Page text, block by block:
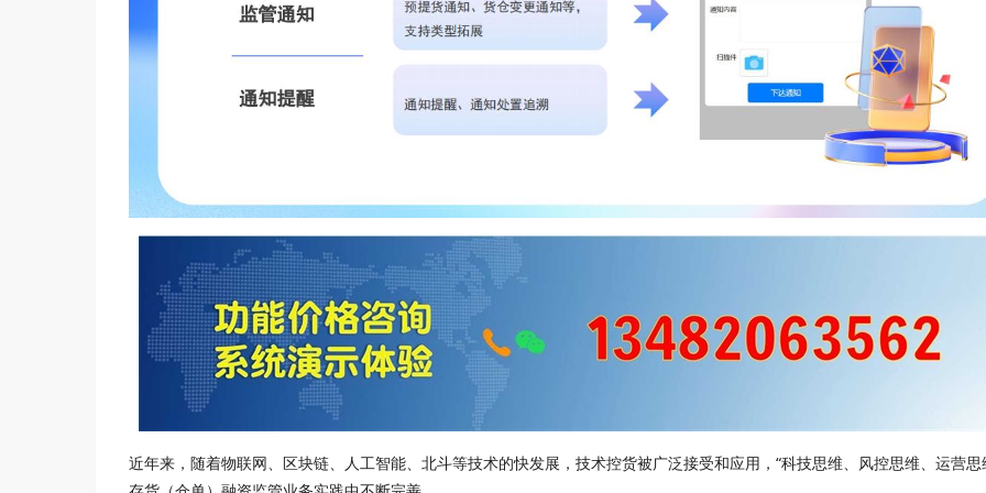
近年来，随着物联网、区块链、人工智能、北斗等技术的快发展，技术控货被广泛接受和应用，“科技思维、风控思维、运营思